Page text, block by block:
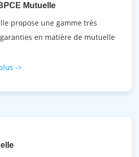
Mutuelle
propose une gamme très
en matière de mutuelle
->